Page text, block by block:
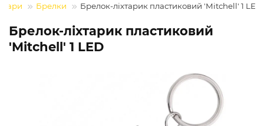
Брелки Брелок-ліхтарик пластиковий 'Mitchell' 1 LED
Брелок-ліхтарик пластиковий
'Mitchell' 1 LED